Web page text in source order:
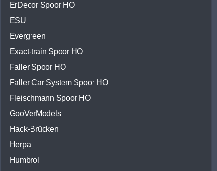
ErDecor Spoor HO
ESU
Evergreen
Exact-train Spoor HO
Faller Spoor HO
Faller Car System Spoor HO
Fleischmann Spoor HO
GooVerModels
Hack-Brücken
Herpa
Humbrol